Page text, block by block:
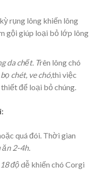
rụng lông khiến lông
gội giúp loại bỏ lớp lông
da chết. Trên lông chó
bọ chét, ve chó,thì việc
để loại bỏ chúng.
quá đói. Thời gian
ăn 2-4h.
độdễ khiến chó Corgi